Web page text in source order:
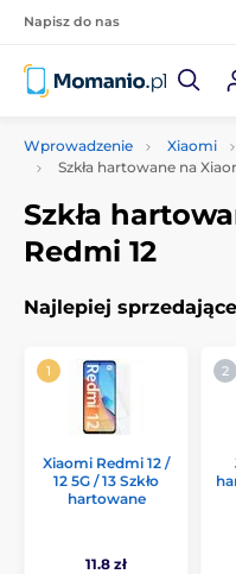
Napisz do nas
Wprowadzenie Xiaomi
Szkła hartowane na
Szkła
Redmi 12
Najlepiej
Xiaomi Redmi 12 /
12 5G / 13 Szkło
hartowane
11.8 zł